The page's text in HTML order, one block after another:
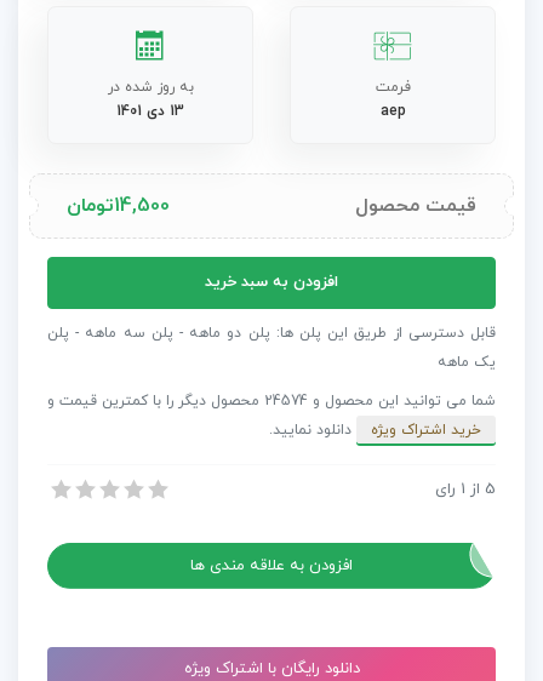
فرمت
aep
به روز شده در
13 دی 1401
قیمت محصول 14,500تومان
اینترو
لوگو
عنوان
عدد
افزودن به سبد خرید
قابل دسترسی از طریق این پلن ها: پلن دو ماهه - پلن سه ماهه - پلن
یک ماهه
شما می توانید این محصول و 24574 محصول دیگر را با کمترین قیمت و
خرید اشتراک ویژه
دانلود نمایید.
پروژه افترافکت اینترو لوگو ​​​​​​​و عنوان Deep
5 از 1 رای
افزودن به علاقه مندی ها
دانلود رایگان با اشتراک ویژه